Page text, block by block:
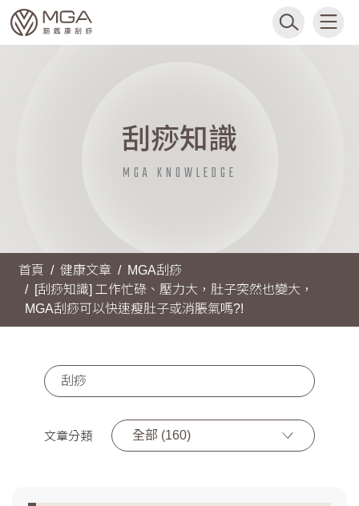
刮痧知識
MGA KNOWLEDGE
首頁 健康文章
MGA刮痧
[刮痧知識] 工作忙碌、壓力大，肚子突然也變大，
MGA刮痧可以快速瘦肚子或消脹氣嗎?!
文章分類 全部 (160)